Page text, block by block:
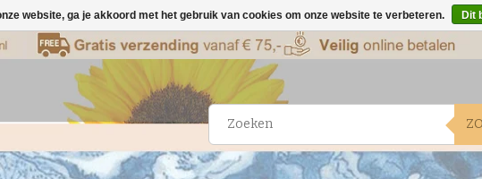
website, ga je akkoord met het gebruik van cookies om onze website te verbeteren. Dit